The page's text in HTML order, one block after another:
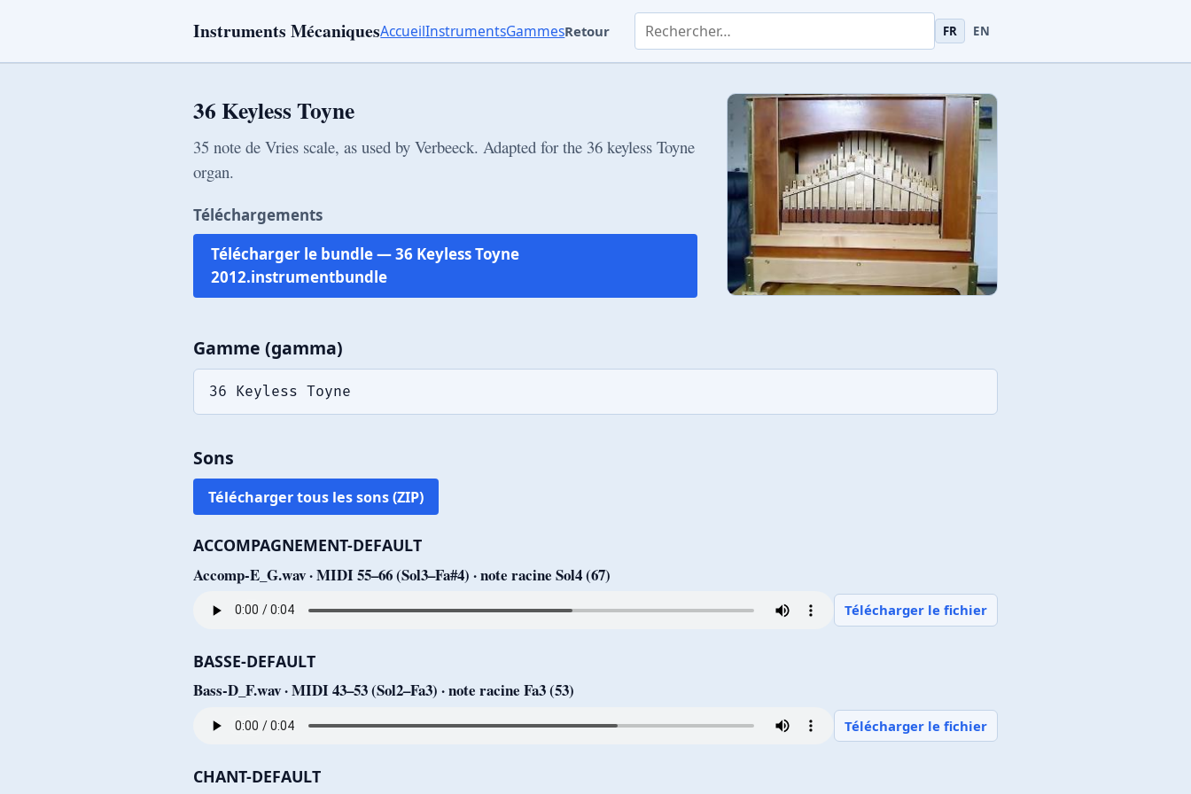
Instruments MécaniquesAccueilInstrumentsGammesRetour Rechercher dans les instruments FR EN
36 Keyless Toyne
35 note de Vries scale, as used by Verbeeck. Adapted for the 36 keyless Toyne
organ.
Téléchargements
Télécharger le bundle — 36 Keyless Toyne
2012.instrumentbundle
Gamme (gamma)
36 Keyless Toyne
Sons
Télécharger tous les sons (ZIP)
ACCOMPAGNEMENT-DEFAULT
Accomp-E_G.wav · MIDI 55–66 (Sol3–Fa#4) · note racine Sol4 (67)
Télécharger le fichier
BASSE-DEFAULT
Bass-D_F.wav · MIDI 43–53 (Sol2–Fa3) · note racine Fa3 (53)
Télécharger le fichier
CHANT-DEFAULT